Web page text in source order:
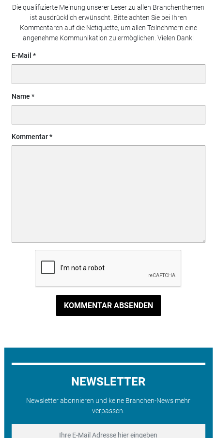
Die qualifizierte Meinung unserer Leser zu allen Branchenthemen
ist ausdrücklich erwünscht. Bitte achten Sie bei Ihren
Kommentaren auf die Netiquette, um allen Teilnehmern eine
angenehme Kommunikation zu ermöglichen. Vielen Dank!
E-Mail
Name
Kommentar
KOMMENTAR ABSENDEN
NEWSLETTER
Newsletter abonnieren und keine Branchen-News mehr
verpassen.